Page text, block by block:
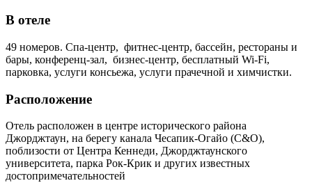
В отеле
49 номеров. Спа-центр, фитнес-центр, бассейн, рестораны и
бары, конференц-зал, бизнес-центр, бесплатный Wi-Fi,
парковка, услуги консьежа, услуги прачечной и химчистки.
Расположение
Отель расположен в центре исторического района
Джорджтаун, на берегу канала Чесапик-Огайо (C&O),
поблизости от Центра Кеннеди, Джорджтаунского
университета, парка Рок-Крик и других известных
достопримечательностей